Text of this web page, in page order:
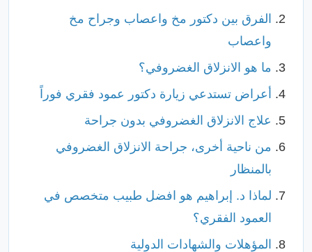
الفرق بين دكتور مخ واعصاب وجراح مخ
واعصاب
ما هو الانزلاق الغضروفي؟
أعراض تستدعي زيارة دكتور عمود فقري فوراً
علاج الانزلاق الغضروفي بدون جراحة
من ناحية أخرى، جراحة الانزلاق الغضروفي
بالمنظار
لماذا د. إبراهيم هو افضل طبيب متخصص في
العمود الفقري؟
المؤهلات والشهادات الدولية